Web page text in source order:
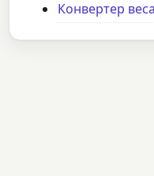
Конвертер